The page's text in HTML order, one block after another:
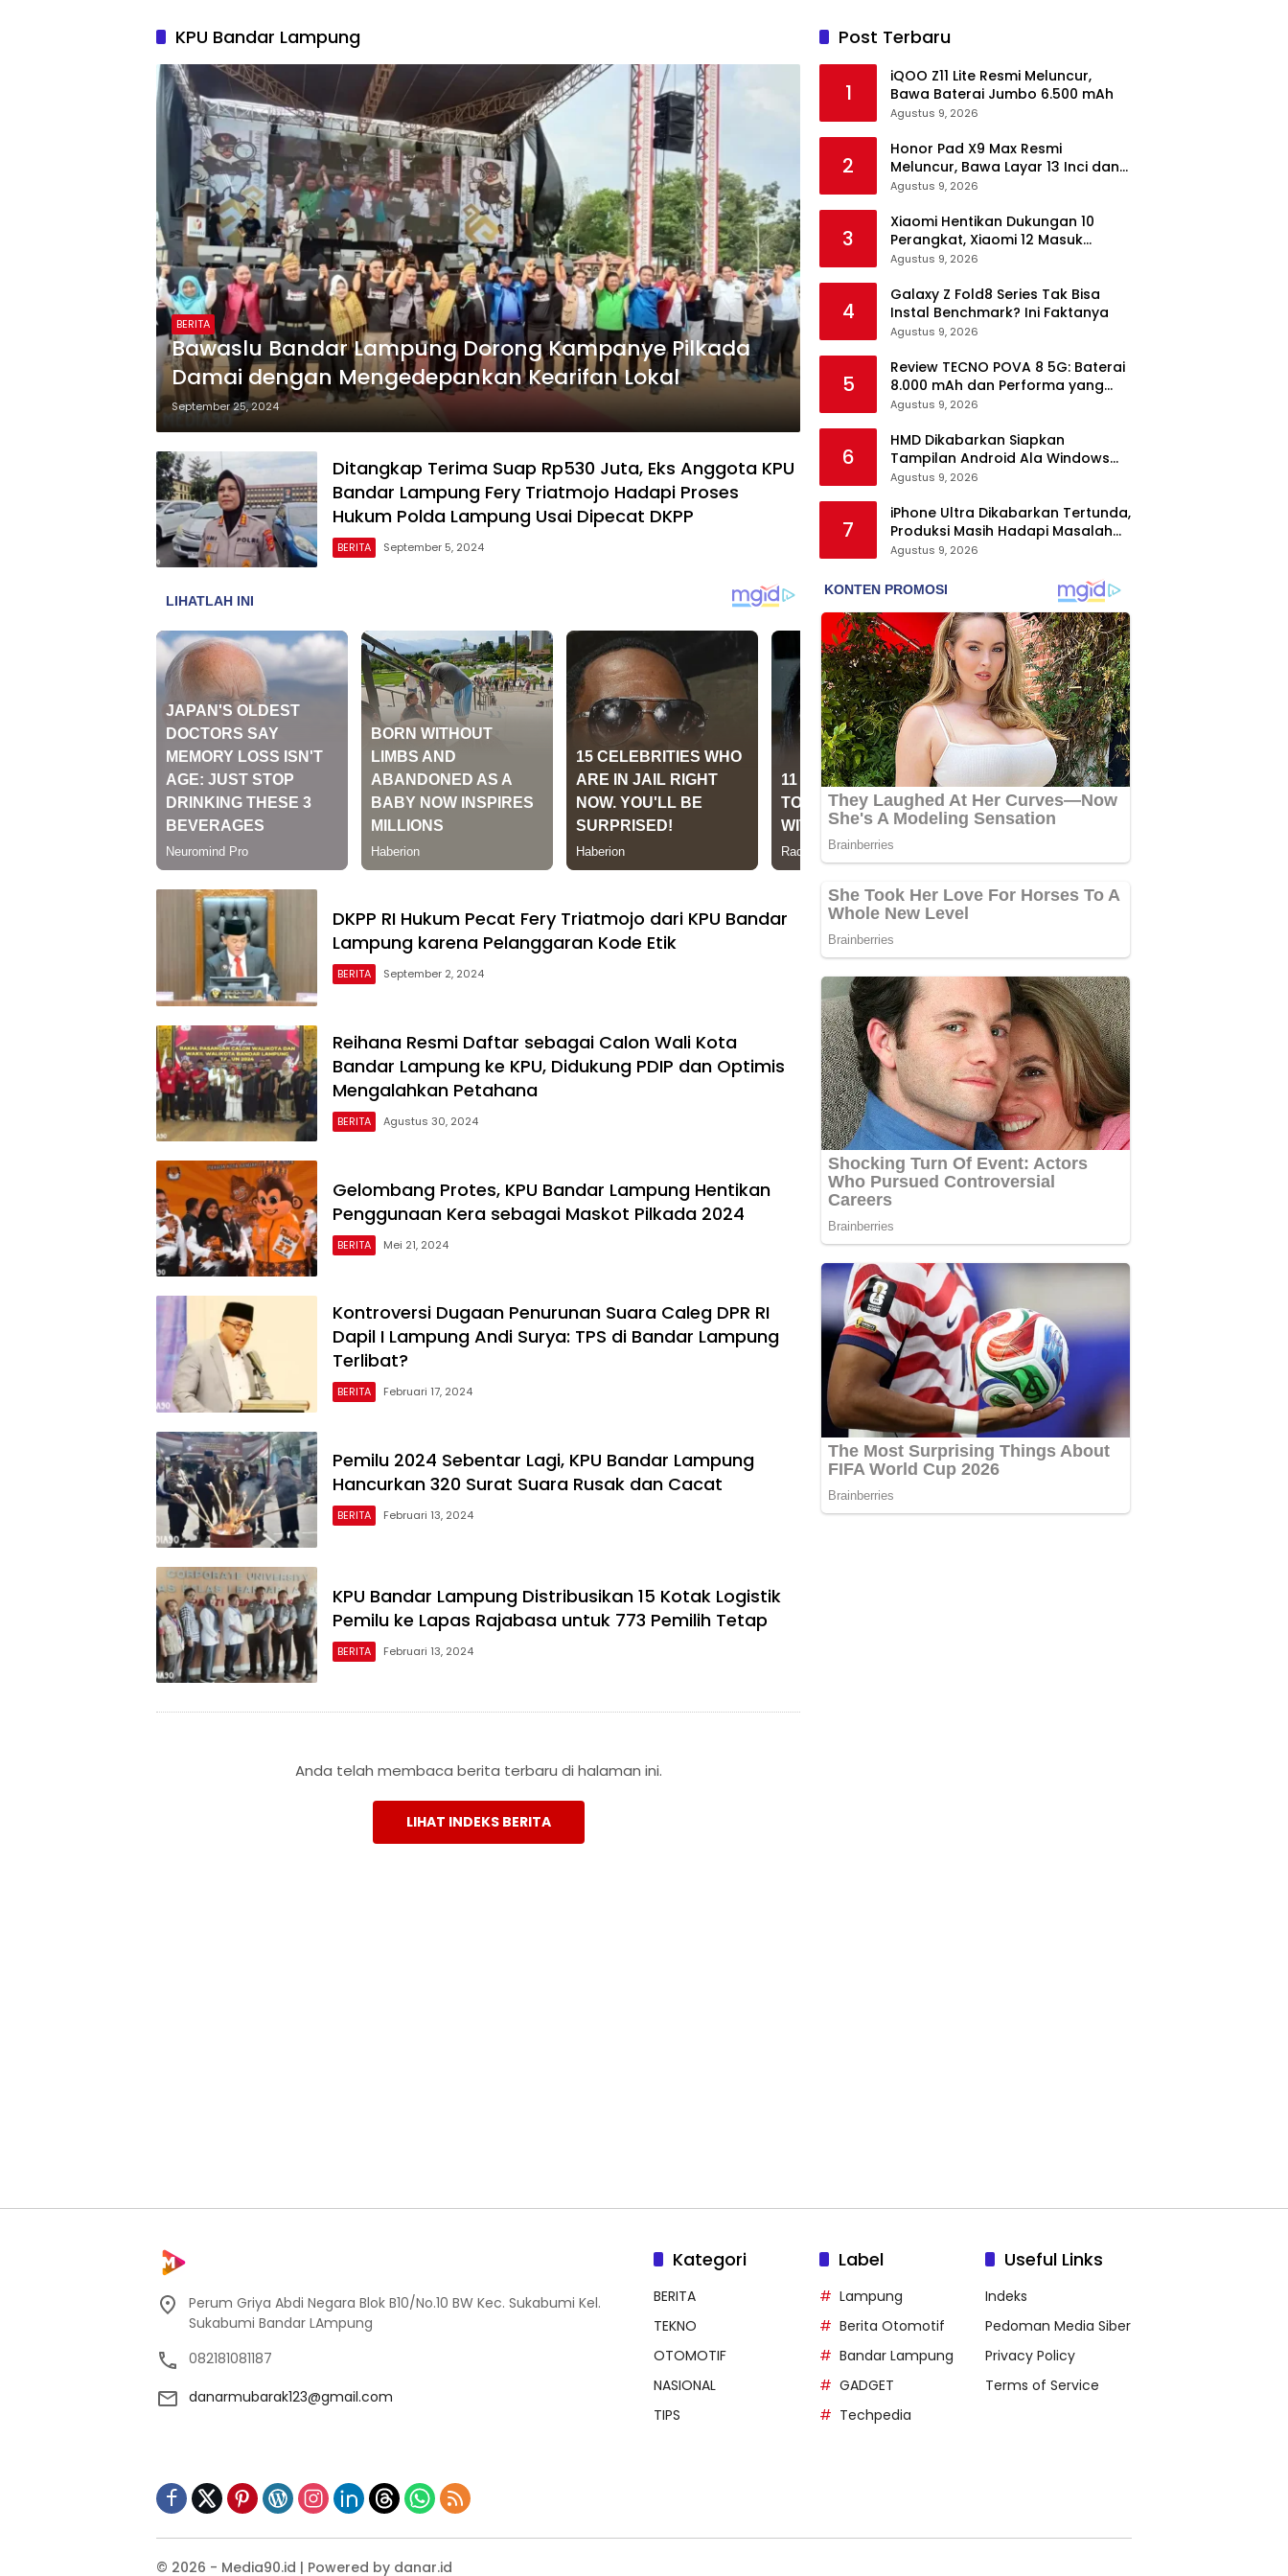
KPU Bandar Lampung
BERITA
Bawaslu Bandar Lampung Dorong Kampanye Pilkada
Damai dengan Mengedepankan Kearifan Lokal
September 25, 2024
Ditangkap Terima Suap Rp530 Juta, Eks Anggota KPU
Bandar Lampung Fery Triatmojo Hadapi Proses
Hukum Polda Lampung Usai Dipecat DKPP
BERITA September 5, 2024
DKPP RI Hukum Pecat Fery Triatmojo dari KPU Bandar
Lampung karena Pelanggaran Kode Etik
BERITA September 2, 2024
Reihana Resmi Daftar sebagai Calon Wali Kota
Bandar Lampung ke KPU, Didukung PDIP dan Optimis
Mengalahkan Petahana
BERITA Agustus 30, 2024
Gelombang Protes, KPU Bandar Lampung Hentikan
Penggunaan Kera sebagai Maskot Pilkada 2024
BERITA Mei 21, 2024
Kontroversi Dugaan Penurunan Suara Caleg DPR RI
Dapil I Lampung Andi Surya: TPS di Bandar Lampung
Terlibat?
BERITA Februari 17, 2024
Pemilu 2024 Sebentar Lagi, KPU Bandar Lampung
Hancurkan 320 Surat Suara Rusak dan Cacat
BERITA Februari 13, 2024
KPU Bandar Lampung Distribusikan 15 Kotak Logistik
Pemilu ke Lapas Rajabasa untuk 773 Pemilih Tetap
BERITA Februari 13, 2024
Anda telah membaca berita terbaru di halaman ini.
LIHAT INDEKS BERITA
Post Terbaru
1
iQOO Z11 Lite Resmi Meluncur,
Bawa Baterai Jumbo 6.500 mAh
Agustus 9, 2026
2
Honor Pad X9 Max Resmi
Meluncur, Bawa Layar 13 Inci dan
Baterai 10.100 mAh
Agustus 9, 2026
3
Xiaomi Hentikan Dukungan 10
Perangkat, Xiaomi 12 Masuk
Daftar
Agustus 9, 2026
4
Galaxy Z Fold8 Series Tak Bisa
Instal Benchmark? Ini Faktanya
Agustus 9, 2026
5
Review TECNO POVA 8 5G: Baterai
8.000 mAh dan Performa yang
Masih Mantap di 2026
Agustus 9, 2026
6
HMD Dikabarkan Siapkan
Tampilan Android Ala Windows
Phone
Agustus 9, 2026
7
iPhone Ultra Dikabarkan Tertunda,
Produksi Masih Hadapi Masalah
Engsel dan Layar
Agustus 9, 2026
Perum Griya Abdi Negara Blok B10/No.10 BW Kec. Sukabumi Kel.
Sukabumi Bandar LAmpung
082181081187
danarmubarak123@gmail.com
Kategori
BERITA
TEKNO
OTOMOTIF
NASIONAL
TIPS
Label
Lampung
Berita Otomotif
Bandar Lampung
GADGET
Techpedia
Useful Links
Indeks
Pedoman Media Siber
Privacy Policy
Terms of Service
© 2026 - Media90.id | Powered by danar.id